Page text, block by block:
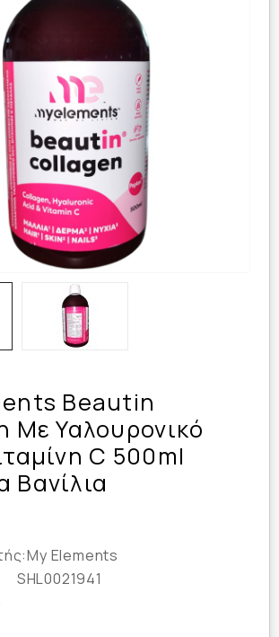
Beautin
Με Υαλουρονικό
C 500ml
Βανίλια
My Elements
SHL0021941